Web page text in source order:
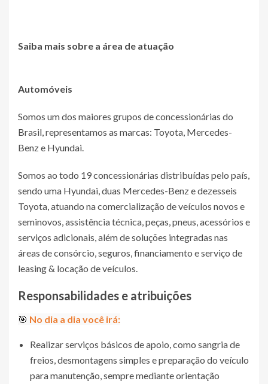
Saiba mais sobre a área de atuação
Automóveis
Somos um dos maiores grupos de concessionárias do
Brasil, representamos as marcas: Toyota, Mercedes-
Benz e Hyundai.
Somos ao todo 19 concessionárias distribuídas pelo país,
sendo uma Hyundai, duas Mercedes-Benz e dezesseis
Toyota, atuando na comercialização de veículos novos e
seminovos, assistência técnica, peças, pneus, acessórios e
serviços adicionais, além de soluções integradas nas
áreas de consórcio, seguros, financiamento e serviço de
leasing & locação de veículos.
Responsabilidades e atribuições
🎯 No dia a dia você irá:
Realizar serviços básicos de apoio, como sangria de
freios, desmontagens simples e preparação do veículo
para manutenção, sempre mediante orientação